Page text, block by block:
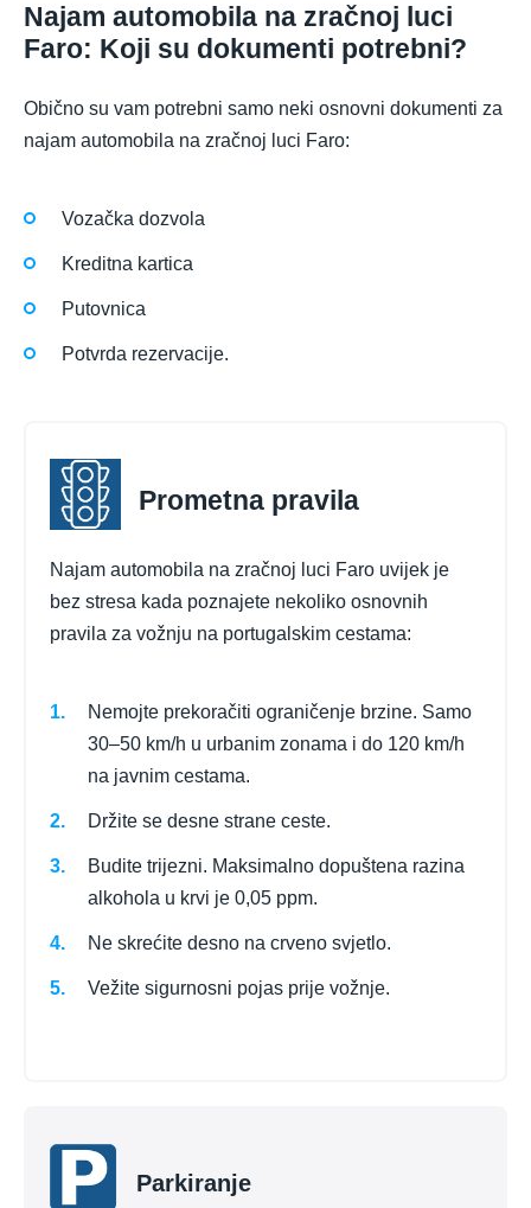
Najam automobila na zračnoj luci
Faro: Koji su dokumenti potrebni?
Obično su vam potrebni samo neki osnovni dokumenti za
najam automobila na zračnoj luci Faro:
Vozačka dozvola
Kreditna kartica
Putovnica
Potvrda rezervacije.
Prometna pravila
Najam automobila na zračnoj luci Faro uvijek je
bez stresa kada poznajete nekoliko osnovnih
pravila za vožnju na portugalskim cestama:
Nemojte prekoračiti ograničenje brzine. Samo
30–50 km/h u urbanim zonama i do 120 km/h
na javnim cestama.
Držite se desne strane ceste.
Budite trijezni. Maksimalno dopuštena razina
alkohola u krvi je 0,05 ppm.
Ne skrećite desno na crveno svjetlo.
Vežite sigurnosni pojas prije vožnje.
Parkiranje